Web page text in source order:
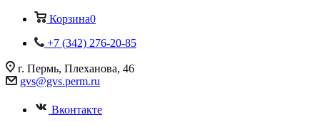
Корзина0
+7 (342) 276-20-85
г. Пермь, Плеханова, 46
gvs@gvs.perm.ru
Вконтакте